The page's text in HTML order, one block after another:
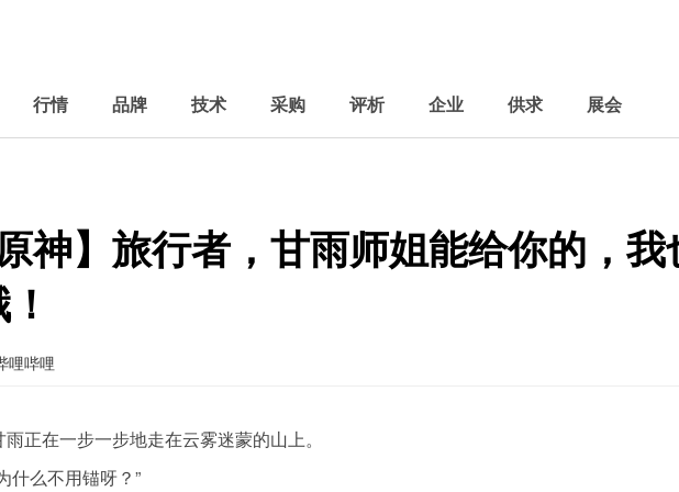
行情 品牌 技术 采购 评析 企业 供求 展会
神】旅行者，甘雨师姐能给你的，我
哩哔哩
正在一步一步地走在云雾迷蒙的山上。
什么不用锚呀？”